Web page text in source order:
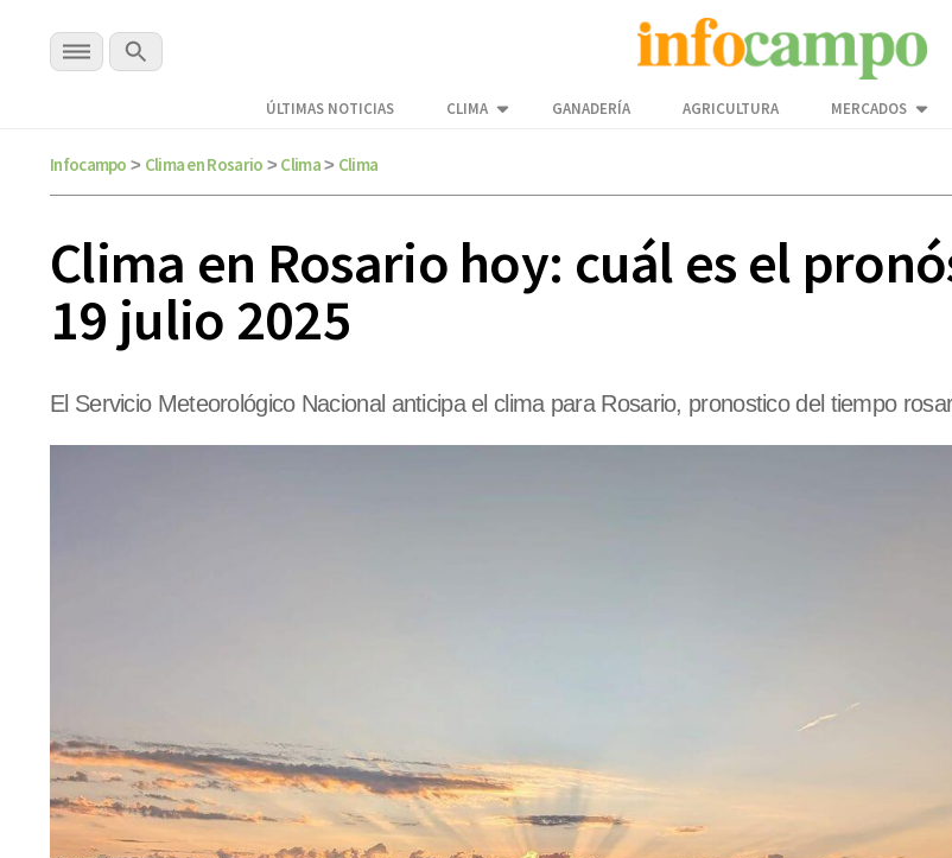
ÚLTIMAS NOTICIAS CLIMA GANADERÍA AGRICULTURA MERCADOS
Infocampo > Clima en Rosario > Clima> Clima
Clima en Rosario hoy: cuál es el
19 julio 2025
El Servicio Meteorológico Nacional anticipa el clima para Rosario, pronostico del tiempo